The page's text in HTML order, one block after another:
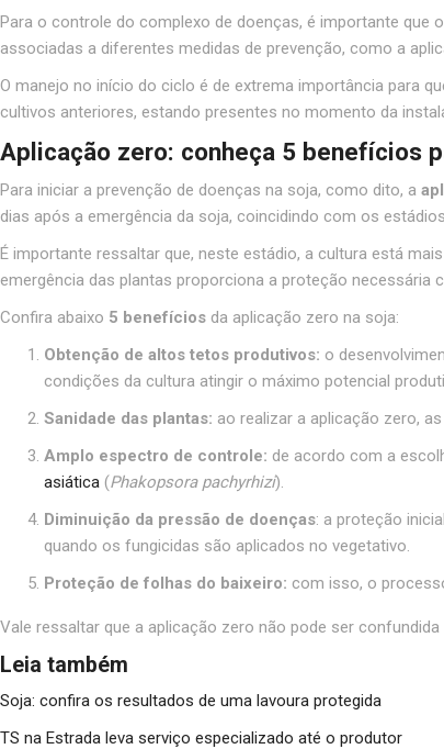
Para o controle do complexo de doenças, é importante que
associadas a diferentes medidas de prevenção, como a
O manejo no início do ciclo é de extrema importância para
cultivos anteriores, estando presentes no momento da
Aplicação zero: conheça 5 benefícios
Para iniciar a prevenção de doenças na soja, como dito, a
dias após a emergência da soja, coincidindo com os
É importante ressaltar que, neste estádio, a cultura está
emergência das plantas proporciona a proteção
Confira abaixo 5 benefícios da aplicação zero na soja:
Obtenção de altos tetos produtivos: o
condições da cultura atingir o máximo potencial
Sanidade das plantas: ao realizar a aplicação zero,
Amplo espectro de controle: de acordo com a
asiática (Phakopsora pachyrhizi).
Diminuição da pressão de doenças: a proteção
quando os fungicidas são aplicados no vegetativo.
Proteção de folhas do baixeiro: com isso, o
Vale ressaltar que a aplicação zero não pode ser
Leia também
Soja: confira os resultados de uma lavoura protegida
TS na Estrada leva serviço especializado até o produtor